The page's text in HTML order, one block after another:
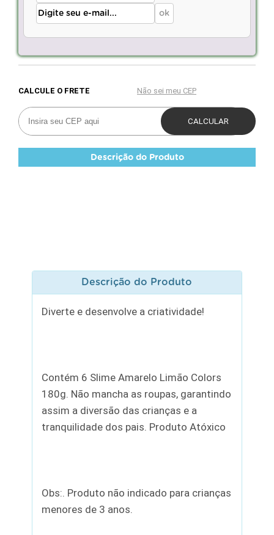
Descrição do Produto
Descrição do Produto
Diverte e desenvolve a criatividade!
Contém 6 Slime Amarelo Limão Colors
180g. Não mancha as roupas, garantindo
assim a diversão das crianças e a
tranquilidade dos pais. Produto Atóxico
Obs:. Produto não indicado para crianças
menores de 3 anos.